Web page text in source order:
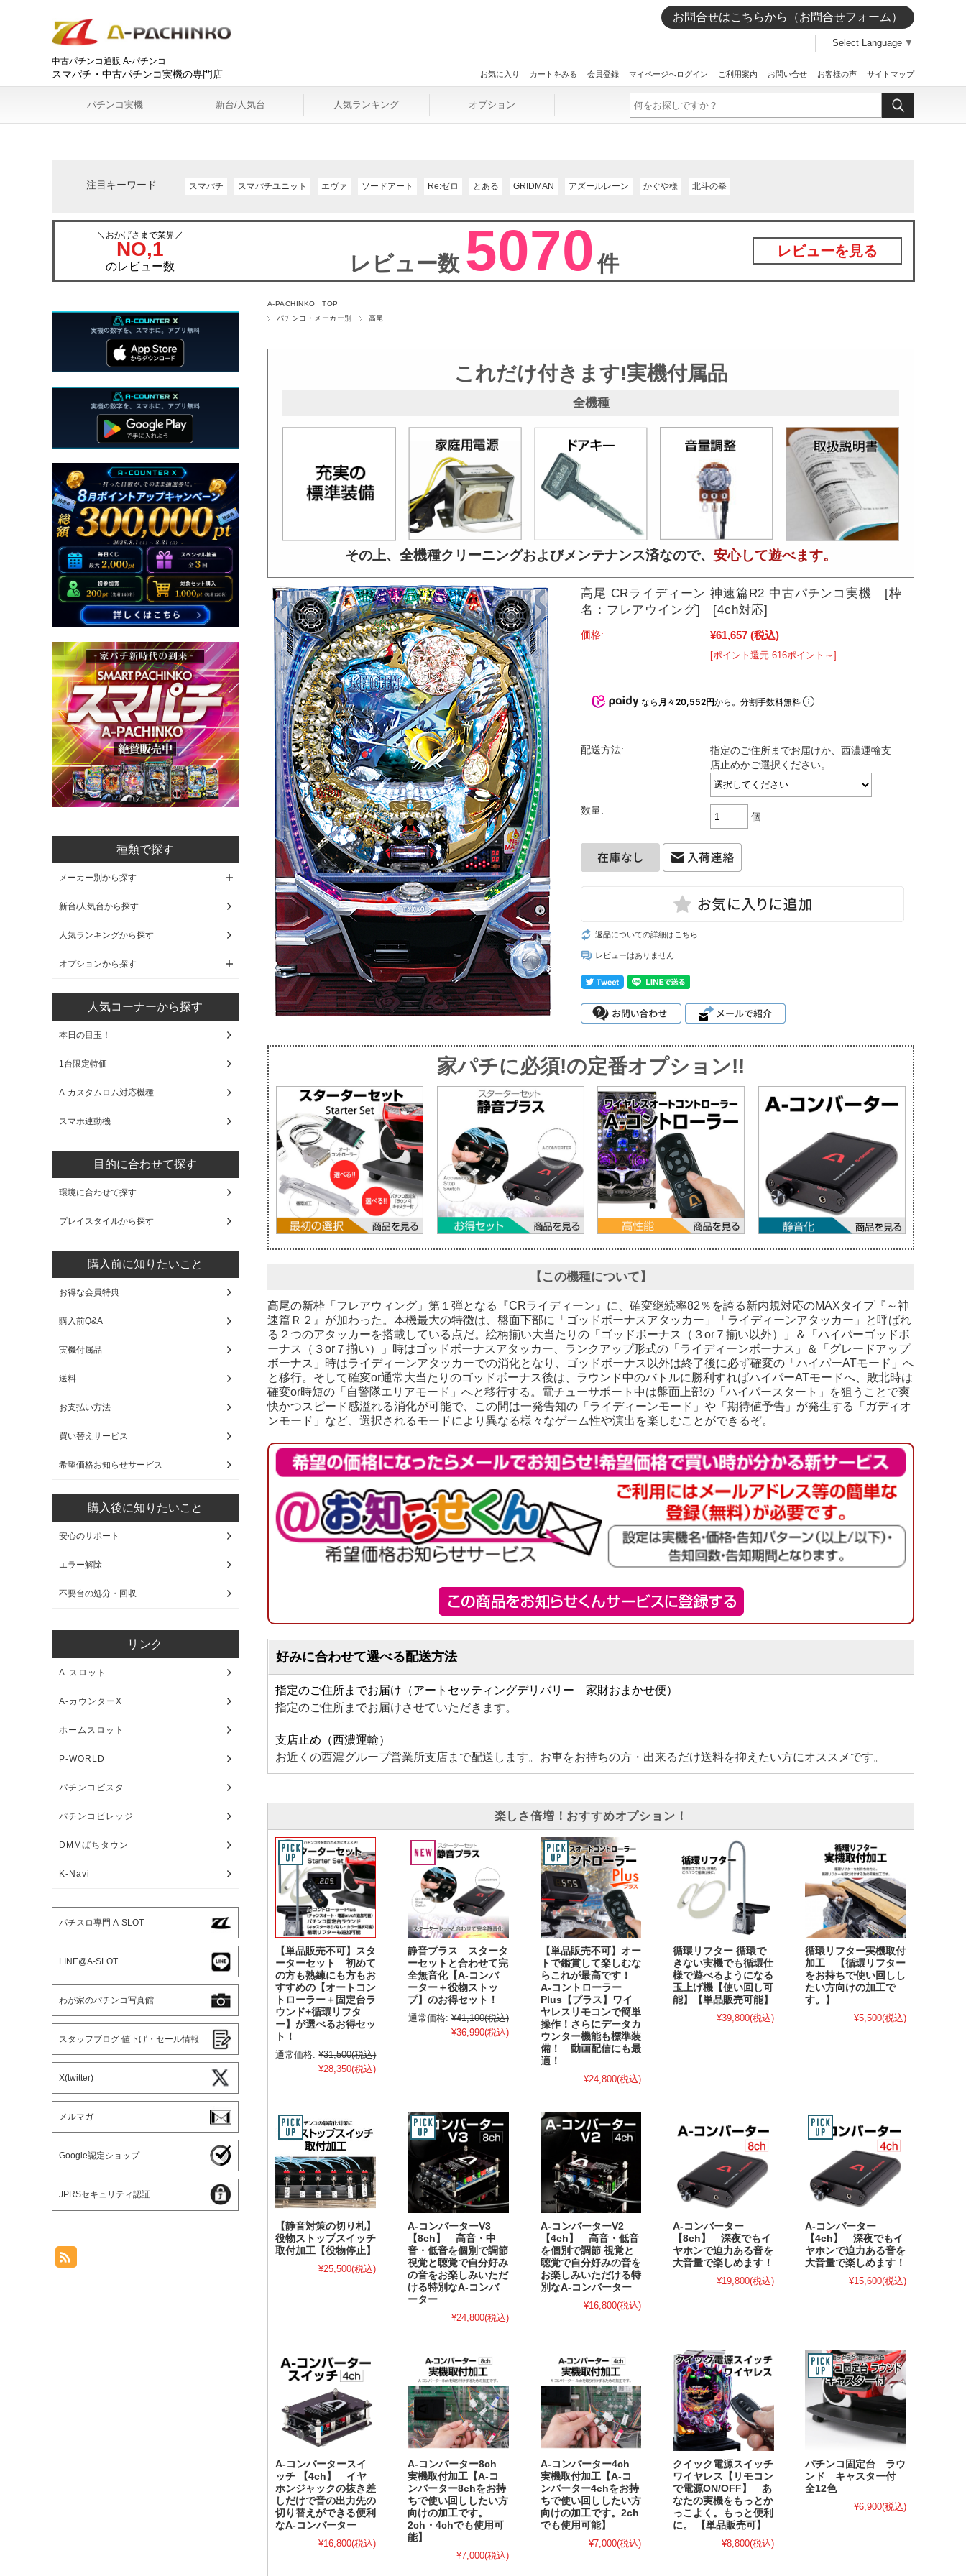
中古パチンコ通販 A-パチンコ
スマパチ・中古パチンコ実機の専門店
お問合せはこちらから（お問合せフォーム）
Select Language ▼
お気に入り カートをみる 会員登録 マイページへログイン ご利用案内 お問い合せ お客様の声 サイトマップ
パチンコ実機 新台/人気台 人気ランキング オプション
注目キーワード スマパチ スマパチユニット エヴァ ソードアート Re:ゼロ とある GRIDMAN アズールレーン かぐや様 北斗の拳
＼おかげさまで業界／
NO,1
のレビュー数 レビュー数 5070件
レビューを見る
A-PACHINKO TOP
パチンコ・メーカー別
高尾
これだけ付きます!実機付属品
全機種
その上、全機種クリーニングおよびメンテナンス済なので、 安心して遊べます。
高尾 CRライディーン 神速篇R2 中古パチンコ実機 [枠
名：フレアウイング] [4ch対応]
価格: ¥61,657 (税込)
[ポイント還元 616ポイント～]
なら 月々20,552円から。分割手数料無料
配送方法:
指定のご住所までお届けか、西濃運輸支
店止めかご選択ください。
数量:
個
返品についての詳細はこちら
レビューはありません
家パチに必須!の定番オプション!!
【この機種について】
高尾の新枠「フレアウィング」第１弾となる『CRライディーン』に、確変継続率82％を誇る新内規対応のMAXタイプ『～神
速篇Ｒ２』が加わった。本機最大の特徴は、盤面下部に「ゴッドボーナスアタッカー」「ライディーンアタッカー」と呼ばれ
る２つのアタッカーを搭載している点だ。絵柄揃い大当たりの「ゴッドボーナス（３or７揃い以外）」＆「ハイパーゴッドボ
ーナス（３or７揃い）」時はゴッドボーナスアタッカー、ランクアップ形式の「ライディーンボーナス」＆「グレードアップ
ボーナス」時はライディーンアタッカーでの消化となり、ゴッドボーナス以外は終了後に必ず確変の「ハイパーATモード」へ
と移行。そして確変or通常大当たりのゴッドボーナス後は、ラウンド中のバトルに勝利すればハイパーATモードへ、敗北時は
確変or時短の「自警隊エリアモード」へと移行する。電チューサポート中は盤面上部の「ハイパースタート」を狙うことで爽
快かつスピード感溢れる消化が可能で、この間は一発告知の「ライディーンモード」や「期待値予告」が発生する「ガディオ
ンモード」など、選択されるモードにより異なる様々なゲーム性や演出を楽しむことができるぞ。
好みに合わせて選べる配送方法
指定のご住所までお届け（アートセッティングデリバリー 家財おまかせ便）
指定のご住所までお届けさせていただきます。
支店止め（西濃運輸）
お近くの西濃グループ営業所支店まで配送します。お車をお持ちの方・出来るだけ送料を抑えたい方にオススメです。
楽しさ倍増！おすすめオプション！
【単品販売不可】スタ
ーターセット 初めて
の方も熟練にも方もお
すすめの【オートコン
トローラー＋固定台ラ
ウンド+循環リフタ
ー】が選べるお得セッ
ト！
通常価格: ¥31,500(税込)
¥28,350(税込)
静音プラス スタータ
ーセットと合わせて完
全無音化【A-コンバ
ーター＋役物ストッ
プ】のお得セット！
通常価格: ¥41,100(税込)
¥36,990(税込)
【単品販売不可】オー
トで鑑賞して楽しむな
らこれが最高です！
A-コントローラー
Plus【プラス】ワイ
ヤレスリモコンで簡単
操作！さらにデータカ
ウンター機能も標準装
備！ 動画配信にも最
適！
¥24,800(税込)
循環リフター 循環で
きない実機でも循環仕
様で遊べるようになる
玉上げ機【使い回し可
能】【単品販売可能】
¥39,800(税込)
循環リフター実機取付
加工 【循環リフター
をお持ちで使い回しし
たい方向けの加工で
す。】
¥5,500(税込)
【静音対策の切り札】
役物ストップスイッチ
取付加工【役物停止】
¥25,500(税込)
A-コンバーターV3
【8ch】 高音・中
音・低音を個別で調節
視覚と聴覚で自分好み
の音をお楽しみいただ
ける特別なA-コンバ
ーター
¥24,800(税込)
A-コンバーターV2
【4ch】 高音・低音
を個別で調節 視覚と
聴覚で自分好みの音を
お楽しみいただける特
別なA-コンバーター
¥16,800(税込)
A-コンバーター
【8ch】 深夜でもイ
ヤホンで迫力ある音を
大音量で楽しめます！
¥19,800(税込)
A-コンバーター
【4ch】 深夜でもイ
ヤホンで迫力ある音を
大音量で楽しめます！
¥15,600(税込)
A-コンバータースイ
ッチ 【4ch】 イヤ
ホンジャックの抜き差
しだけで音の出力先の
切り替えができる便利
なA-コンバーター
¥16,800(税込)
A-コンバーター8ch
実機取付加工【A-コ
ンバーター8chをお持
ちで使い回ししたい方
向けの加工です。
2ch・4chでも使用可
能】
¥7,000(税込)
A-コンバーター4ch
実機取付加工【A-コ
ンバーター4chをお持
ちで使い回ししたい方
向けの加工です。2ch
でも使用可能】
¥7,000(税込)
クイック電源スイッチ
ワイヤレス【リモコン
で電源ON/OFF】 あ
なたの実機をもっとか
っこよく。もっと便利
に。 【単品販売可】
¥8,800(税込)
パチンコ固定台 ラウ
ンド キャスター付
全12色
¥6,900(税込)
種類で探す
メーカー別から探す
新台/人気台から探す
人気ランキングから探す
オプションから探す
人気コーナーから探す
本日の目玉！
1台限定特価
A-カスタムロム対応機種
スマホ連動機
目的に合わせて探す
環境に合わせて探す
プレイスタイルから探す
購入前に知りたいこと
お得な会員特典
購入前Q&A
実機付属品
送料
お支払い方法
買い替えサービス
希望価格お知らせサービス
購入後に知りたいこと
安心のサポート
エラー解除
不要台の処分・回収
リンク
A-スロット
A-カウンターX
ホームスロット
P-WORLD
パチンコビスタ
パチンコビレッジ
DMMぱちタウン
K-Navi
パチスロ専門 A-SLOT
LINE@A-SLOT
わが家のパチンコ写真館
スタッフブログ 値下げ・セール情報
X(twitter)
メルマガ
Google認定ショップ
JPRSセキュリティ認証